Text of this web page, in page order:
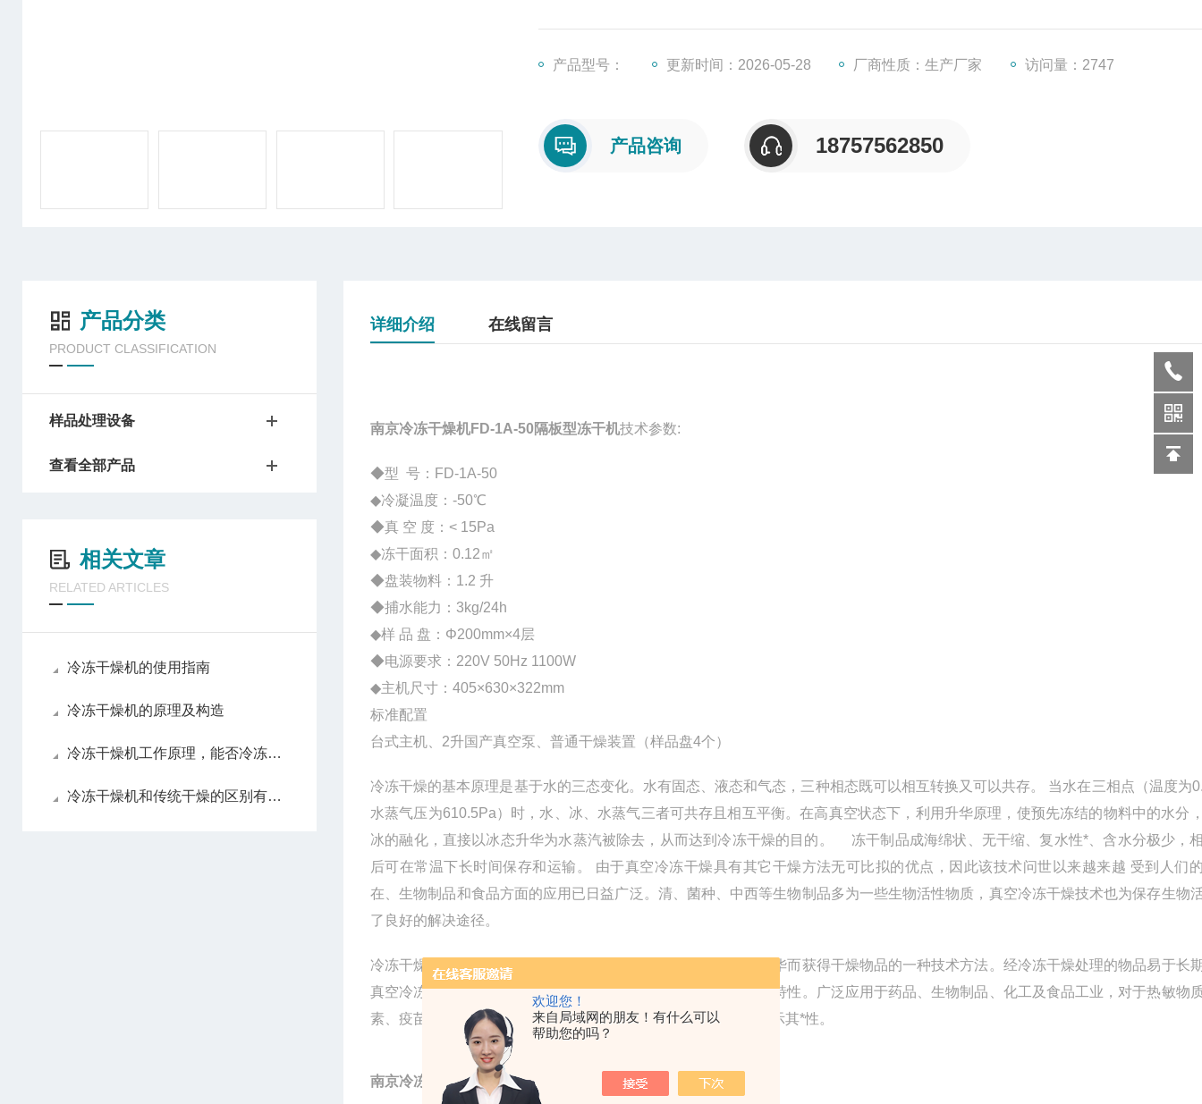
欢迎您！
来自局域网的朋友！有什么可以
帮助您的吗？
产品型号： 更新时间：2026-05-28 厂商性质：生产厂家 访问量：2747
产品咨询 18757562850
产品分类
PRODUCT CLASSIFICATION
样品处理设备
查看全部产品
相关文章
RELATED ARTICLES
冷冻干燥机的使用指南
冷冻干燥机的原理及构造
冷冻干燥机工作原理，能否冷冻干燥液体样品？
冷冻干燥机和传统干燥的区别有哪些
详细介绍 在线留言
南京冷冻干燥机FD-1A-50隔板型冻干机技术参数:
◆型 号：FD-1A-50
◆冷凝温度：-50℃
◆真 空 度：< 15Pa
◆冻干面积：0.12㎡
◆盘装物料：1.2 升
◆捕水能力：3kg/24h
◆样 品 盘：Φ200mm×4层
◆电源要求：220V 50Hz 1100W
◆主机尺寸：405×630×322mm
标准配置
台式主机、2升国产真空泵、普通干燥装置（样品盘4个）
冷冻干燥的基本原理是基于水的三态变化。水有固态、液态和气态，三种相态既可以相互转换又可以共存。 当水在三相点（温度为
水蒸气压为610.5Pa）时，水、冰、水蒸气三者可共存且相互平衡。在高真空状态下，利用升华原理，使预先冻结的物料中的水分
冰的融化，直接以冰态升华为水蒸汽被除去，从而达到冷冻干燥的目的。 冻干制品成海绵状、无干缩、复水性*、含水分极少，
后可在常温下长时间保存和运输。 由于真空冷冻干燥具有其它干燥方法无可比拟的优点，因此该技术问世以来越来越 受到人们
在、生物制品和食品方面的应用已日益广泛。清、菌种、中西等生物制品多为一些生物活性物质，真空冷冻干燥技术也为保存生物
了良好的解决途径。
冷冻干燥是将含水物品预先冻结，然后将其水分在真空状态下升华而获得干燥物品的一种技术方法。经冷冻干燥处理的物品易于长
真空冷冻干燥机加水后能恢复到冻干前的状态并保持原由的生化特性。广泛应用于药品、生物制品、化工及食品工业，对于热敏物
素、疫苗、制品、酶激素和其它生物制品，冷冻干燥技术更能显示其*性。
南京冷冻干燥机FD-1A-50隔板型冻干机 冷冻干燥的优点？